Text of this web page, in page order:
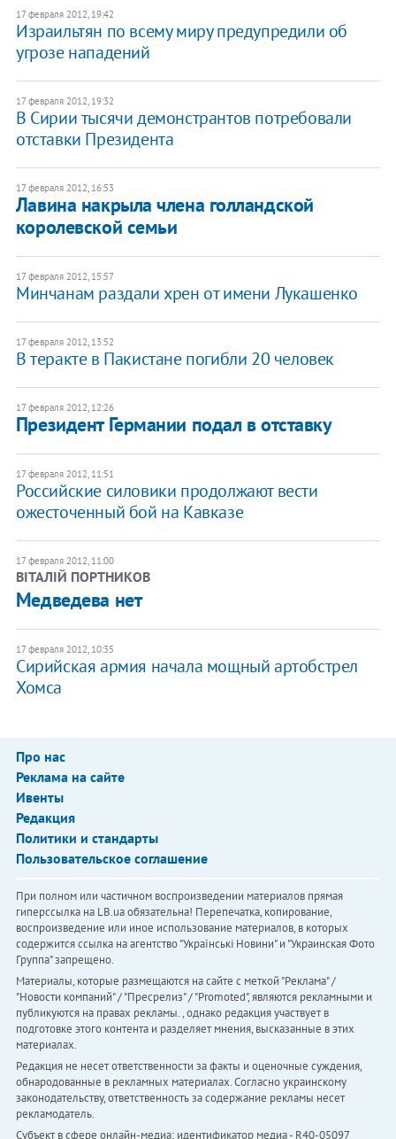
17 февраля 2012, 19:42
Израильтян по всему миру предупредили об
угрозе нападений
17 февраля 2012, 19:32
​В Сирии тысячи демонстрантов потребовали
отставки Президента
17 февраля 2012, 16:53
Лавина накрыла члена голландской
королевской семьи
17 февраля 2012, 15:57
Минчанам раздали хрен от имени Лукашенко
17 февраля 2012, 13:52
В теракте в Пакистане погибли 20 человек
17 февраля 2012, 12:26
Президент Германии подал в отставку
17 февраля 2012, 11:51
Российские силовики продолжают вести
ожесточенный бой на Кавказе
17 февраля 2012, 11:00
ВІТАЛІЙ ПОРТНИКОВ
​Медведева нет
17 февраля 2012, 10:35
Сирийская армия начала мощный артобстрел
Хомса
Про нас
Реклама на сайте
Ивенты
Редакция
Политики и стандарты
Пользовательское соглашение
При полном или частичном воспроизведении материалов прямая
гиперссылка на LB.ua обязательна! Перепечатка, копирование,
воспроизведение или иное использование материалов, в которых
содержится ссылка на агентство "Українськi Новини" и "Украинская Фото
Группа" запрещено.
Материалы, которые размещаются на сайте с меткой "Реклама" /
"Новости компаний" / "Пресрелиз" / "Promoted", являются рекламными и
публикуются на правах рекламы. , однако редакция участвует в
подготовке этого контента и разделяет мнения, высказанные в этих
материалах.
Редакция не несет ответственности за факты и оценочные суждения,
обнародованные в рекламных материалах. Согласно украинскому
законодательству, ответственность за содержание рекламы несет
рекламодатель.
Субъект в сфере онлайн-медиа; идентификатор медиа - R40-05097